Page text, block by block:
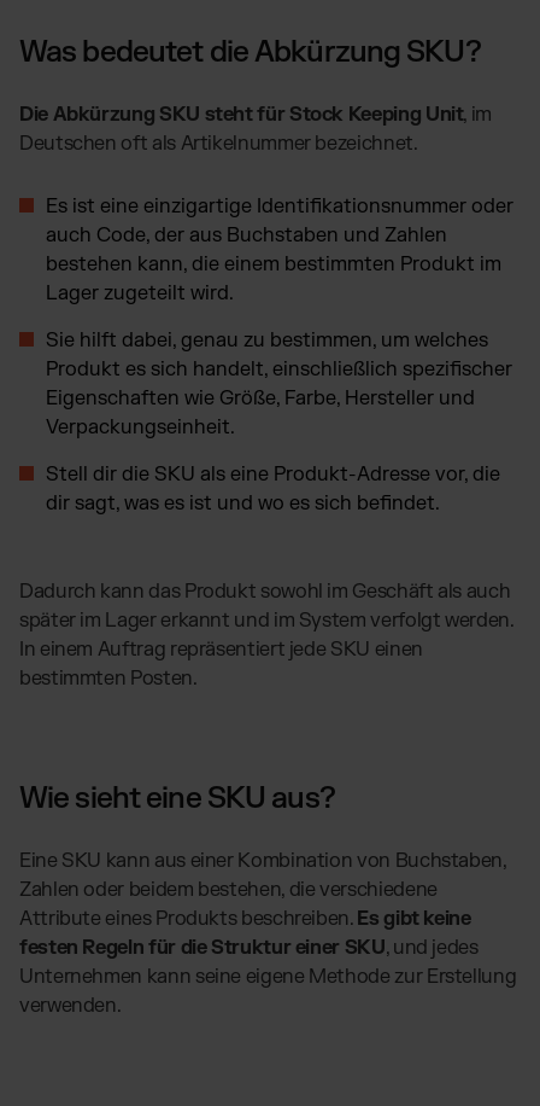
Shopware Fulfillment
PrestaShop Fulfillment
Strato Fulfillment
Was bedeutet die Abkürzung SKU?
Die Abkürzung SKU steht für Stock Keeping Unit, im
Deutschen oft als Artikelnummer bezeichnet.
Es ist eine einzigartige Identifikationsnummer oder
auch Code, der aus Buchstaben und Zahlen
bestehen kann, die einem bestimmten Produkt im
Lager zugeteilt wird.
Sie hilft dabei, genau zu bestimmen, um welches
Produkt es sich handelt, einschließlich spezifischer
Eigenschaften wie Größe, Farbe, Hersteller und
Verpackungseinheit.
Stell dir die SKU als eine Produkt-Adresse vor, die
dir sagt, was es ist und wo es sich befindet.
Dadurch kann das Produkt sowohl im Geschäft als auch
später im Lager erkannt und im System verfolgt werden.
In einem Auftrag repräsentiert jede SKU einen
bestimmten Posten.
Wie sieht eine SKU aus?
Eine SKU kann aus einer Kombination von Buchstaben,
Zahlen oder beidem bestehen, die verschiedene
Attribute eines Produkts beschreiben. Es gibt keine
festen Regeln für die Struktur einer SKU, und jedes
Unternehmen kann seine eigene Methode zur Erstellung
verwenden.